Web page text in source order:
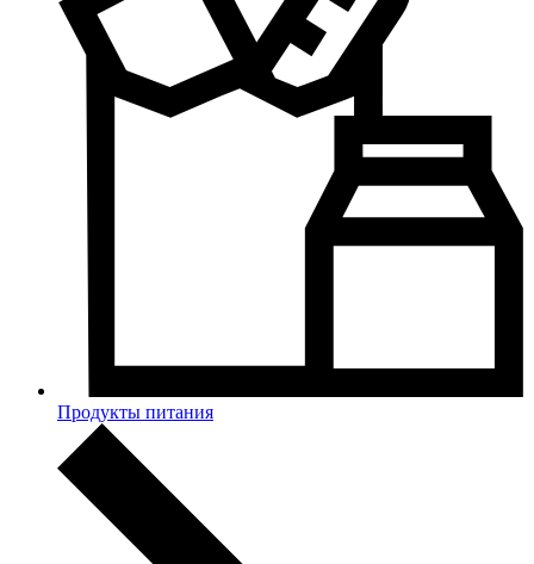
Продукты питания